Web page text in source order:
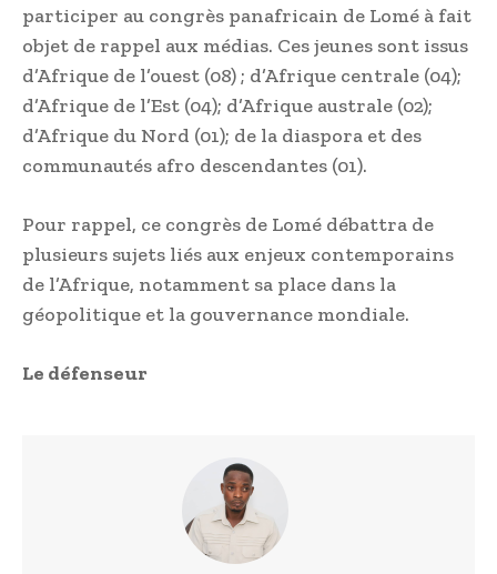
participer au congrès panafricain de Lomé à fait
objet de rappel aux médias. Ces jeunes sont issus
d’Afrique de l’ouest (08) ; d’Afrique centrale (04);
d’Afrique de l’Est (04); d’Afrique australe (02);
d’Afrique du Nord (01); de la diaspora et des
communautés afro descendantes (01).
Pour rappel, ce congrès de Lomé débattra de
plusieurs sujets liés aux enjeux contemporains
de l’Afrique, notamment sa place dans la
géopolitique et la gouvernance mondiale.
Le défenseur